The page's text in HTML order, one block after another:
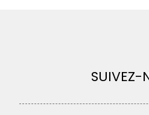
SUIVEZ-